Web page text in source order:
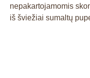
nepakartojamomis
iš šviežiai sumaltų